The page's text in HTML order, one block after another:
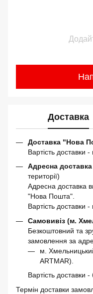
Доставка
Доставка "Нова
Вартість доставки -
Адресна доставка
території)
Адресна доставка
"Нова Пошта".
Вартість доставки -
Самовивіз (м.
Безкоштовний та
замовлення за
м.
ARTMAR).
Вартість доставки
Термін доставки